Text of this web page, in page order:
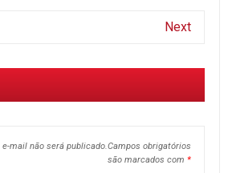
Next
e-mail não será publicado.Campos obrigatórios
são marcados com *